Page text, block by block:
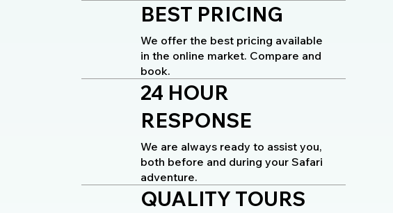
BEST PRICING
We offer the best pricing available
in the online market. Compare and
book.
24 HOUR
RESPONSE
We are always ready to assist you,
both before and during your Safari
adventure.
QUALITY TOURS